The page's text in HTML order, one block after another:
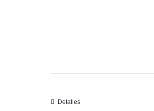
Detalles